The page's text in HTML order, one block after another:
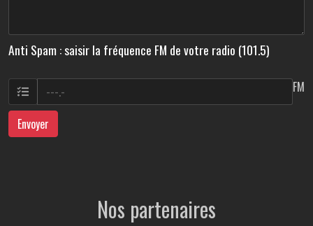
Anti Spam : saisir la fréquence FM de votre radio (101.5)
FM
Envoyer
Nos partenaires